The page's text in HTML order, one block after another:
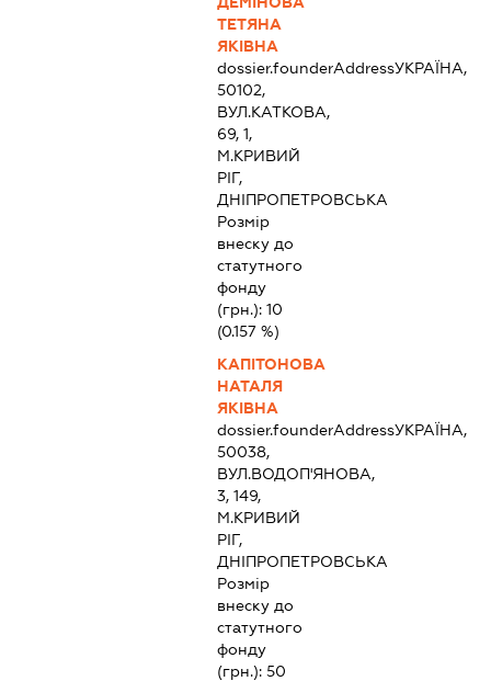
ТЕТЯНА
ЯКІВНА
dossier.founderAddressУКРАЇНА,
50102,
ВУЛ.КАТКОВА,
69, 1,
М.КРИВИЙ
РІГ,
ДНІПРОПЕТРОВСЬКА
Розмір
внеску до
статутного
фонду
(грн.):10
(0.157 %)
КАПІТОНОВА
НАТАЛЯ
ЯКІВНА
dossier.founderAddressУКРАЇНА,
50038,
ВУЛ.ВОДОП'ЯНОВА,
3, 149,
М.КРИВИЙ
РІГ,
ДНІПРОПЕТРОВСЬКА
Розмір
внеску до
статутного
фонду
(грн.):50